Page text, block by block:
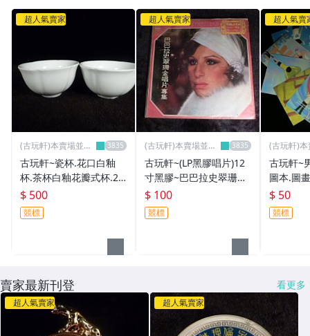
超人氣賣家
(古玩軒)本賣場並無
古玩軒~瓷杯.花口白釉
杯.茶杯白釉花瓣式杯.2
個1標(非古陶茶杯.紫砂
杯.鈞窯.汝窯杯.蛋殼杯.
綠釉茶杯)WWW691
$ 500
競標
超人氣賣家
(古玩軒)本賣場並無
古玩軒~(LP黑膠唱片)12
寸黑膠~巴巴拉史翠珊金
唱片專輯~KMG699
$ 100
競標
超人氣賣
(古玩軒)
古玩軒~
圖本.圖
畫書.AKY
$ 50
競標
賣家最新刊登 看更多
超人氣賣家 超人氣賣家